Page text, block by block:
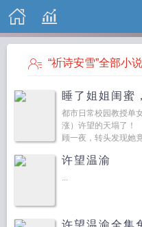
“祈诗安雪”全部小
睡了姐姐闺蜜
都市日常校园教授单
涨）许望的天塌了
顾一夜，转头发现她
许望温渝
...
许望温渝全集